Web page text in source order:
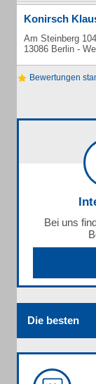
Konirsch
Am Steinberg
13086 Berlin -
Bewertungen
Bei uns
Die besten